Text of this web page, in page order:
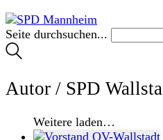
Seite durchsuchen...
Autor / SPD
Weitere laden…